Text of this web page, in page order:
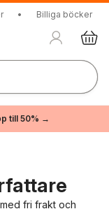
• Billiga böcker
till 50% →
fri frakt och